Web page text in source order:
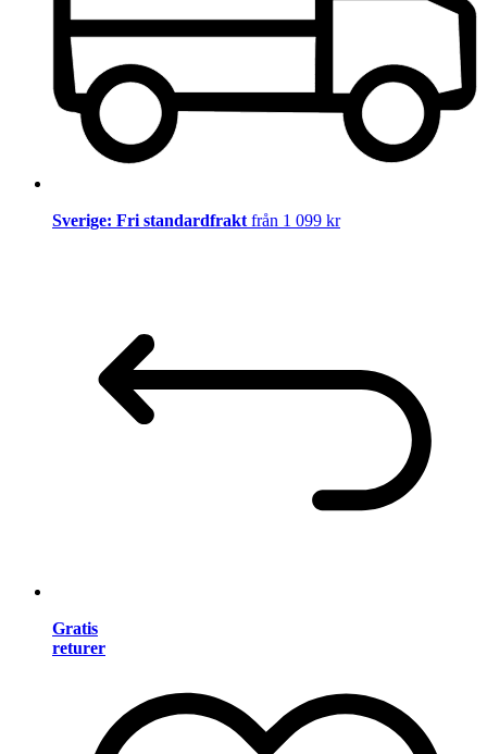
Sverige: Fri standardfrakt från 1 099 kr
Gratis
returer